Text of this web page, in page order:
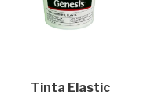
Tinta Elastic